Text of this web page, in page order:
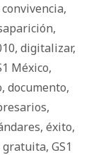
convivencia,
,
, digitalizar,
México,
, documento,
,
, éxito,
gratuita, GS1